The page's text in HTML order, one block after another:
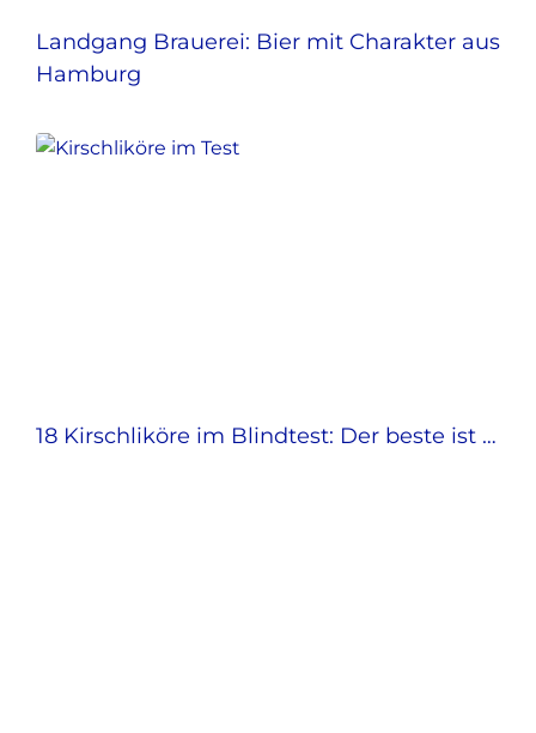
Landgang Brauerei: Bier mit Charakter aus
Hamburg
18 Kirschliköre im Blindtest: Der beste ist …